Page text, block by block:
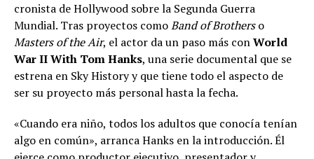
cronista de Hollywood sobre la Segunda Guerra
Mundial. Tras proyectos comoBand of Brotherso
Masters of the Air, el actor da un paso más conWorld
War II With Tom Hanks, una serie documental que se
estrena en Sky History y que tiene todo el aspecto de
ser su proyecto más personal hasta la fecha.
«Cuando era niño, todos los adultos que conocía tenían
algo en común», arranca Hanks en la introducción. Él